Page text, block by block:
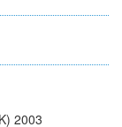
2003